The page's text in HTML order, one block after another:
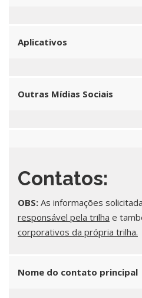
Aplicativos
Outras Mídias Sociais
Contatos:
OBS: As informações
responsável pela trilha e
corporativos da própria trilha.
Nome do contato principal